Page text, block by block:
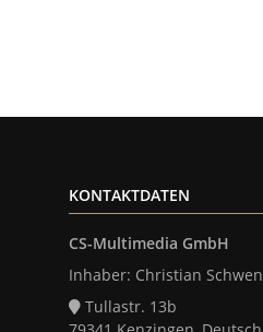
KONTAKTDATEN
CS-Multimedia GmbH
Inhaber: Christian
Tullastr. 13b